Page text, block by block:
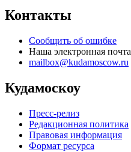
Контакты
Сообщить об ошибке
Наша электронная почта
mailbox@kudamoscow.ru
Кудамоскоу
Пресс-релиз
Редакционная политика
Правовая информация
Формат ресурса